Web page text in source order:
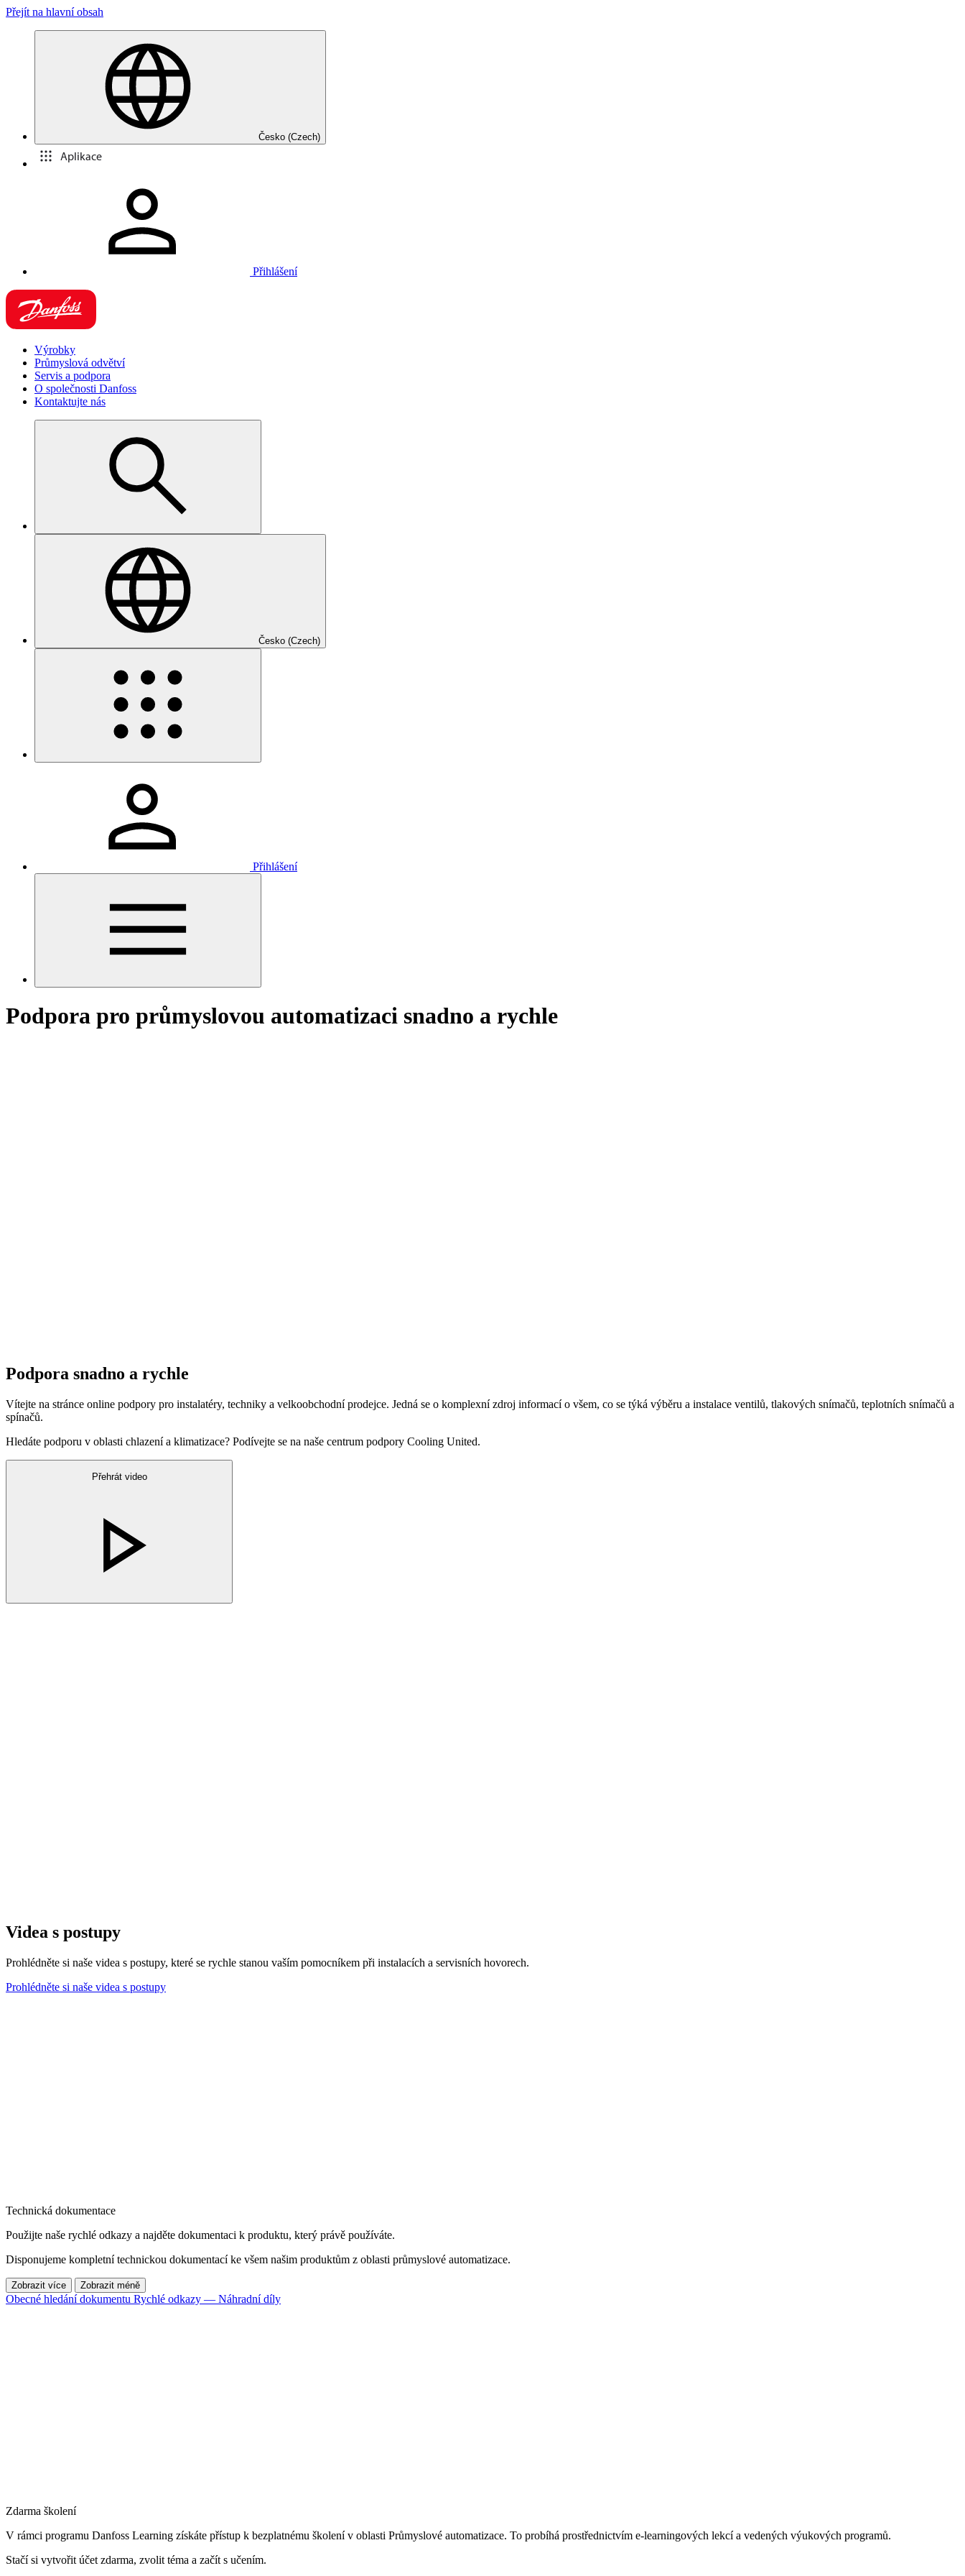
Přejít na hlavní obsah
Česko (Czech)
Aplikace
Přihlášení
Výrobky
Průmyslová odvětví
Servis a podpora
O společnosti Danfoss
Kontaktujte nás
Česko (Czech)
Přihlášení
Podpora pro průmyslovou automatizaci snadno a rychle
Podpora snadno a rychle
Vítejte na stránce online podpory pro instalatéry, techniky a velkoobchodní prodejce. Jedná se o komplexní zdroj informací o všem, co se týká výběru a instalace ventilů, tlakových snímačů, teplotních snímačů a
spínačů.
Hledáte podporu v oblasti chlazení a klimatizace? Podívejte se na naše centrum podpory Cooling United.
Přehrát video
Videa s postupy
Prohlédněte si naše videa s postupy, které se rychle stanou vaším pomocníkem při instalacích a servisních hovorech.
Prohlédněte si naše videa s postupy
Technická dokumentace
Použijte naše rychlé odkazy a najděte dokumentaci k produktu, který právě používáte.
Disponujeme kompletní technickou dokumentací ke všem našim produktům z oblasti průmyslové automatizace.
Zobrazit více Zobrazit méně
Obecné hledání dokumentu Rychlé odkazy — Náhradní díly
Zdarma školení
V rámci programu Danfoss Learning získáte přístup k bezplatnému školení v oblasti Průmyslové automatizace. To probíhá prostřednictvím e-learningových lekcí a vedených výukových programů.
Stačí si vytvořit účet zdarma, zvolit téma a začít s učením.